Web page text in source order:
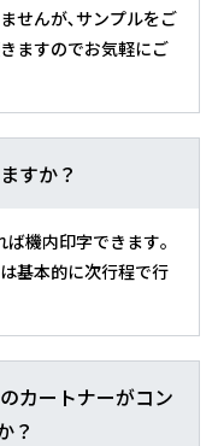
せんが､サンプルをご
ますのでお気軽にご
すか？
機内印字できます｡
基本的に次行程で行
カートナーがコン
？